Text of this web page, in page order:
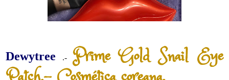
Dewytree .- Prime Gold Snail Eye